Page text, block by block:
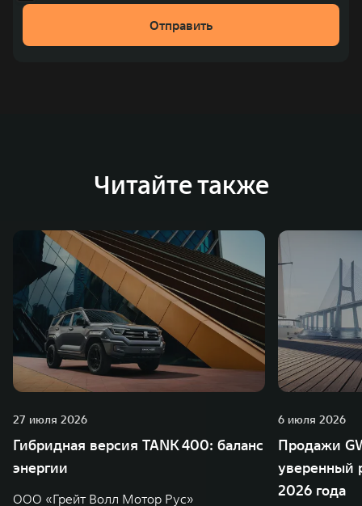
рублей). С 1998 года Great Wall Motor занимает первое
место по объёмам продаж пикапов в Китае. На
зарубежных – в России, Таиланде, Бразилии и Индии, а
Отправить
Читайте также
27 июля 2026
Гибридная версия TANK 400: баланс
энергии
ООО «Грейт Волл Мотор Рус»
6 июля 2026
Продажи
уверенный
2026 года